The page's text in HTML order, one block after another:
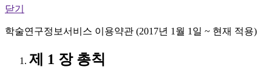
닫기
학술연구정보서비스 이용약관 (2017년 1월 1일 ~ 현재 적용)
제 1 장 총칙